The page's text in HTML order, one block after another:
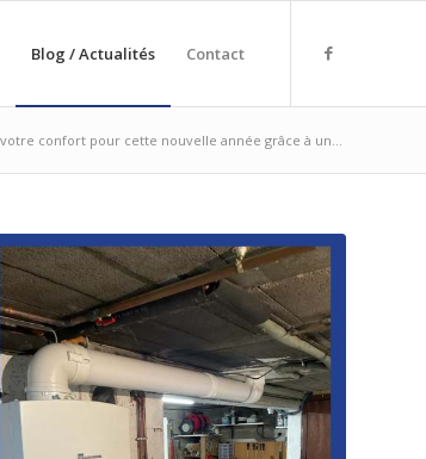
Blog / Actualités Contact
confort pour cette nouvelle année grâce à un...